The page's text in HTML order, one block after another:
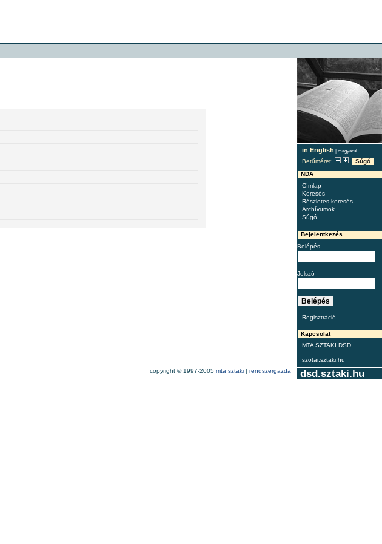
in English | magyarul
Betűméret:
Súgó
NDA
Címlap
Keresés
Részletes keresés
Archívumok
Súgó
Bejelentkezés
Belépés
Jelszó
Regisztráció
Kapcsolat
MTA SZTAKI DSD
szotar.sztaki.hu
dsd.sztaki.hu
copyright © 1997-2005 mta sztaki | rendszergazda